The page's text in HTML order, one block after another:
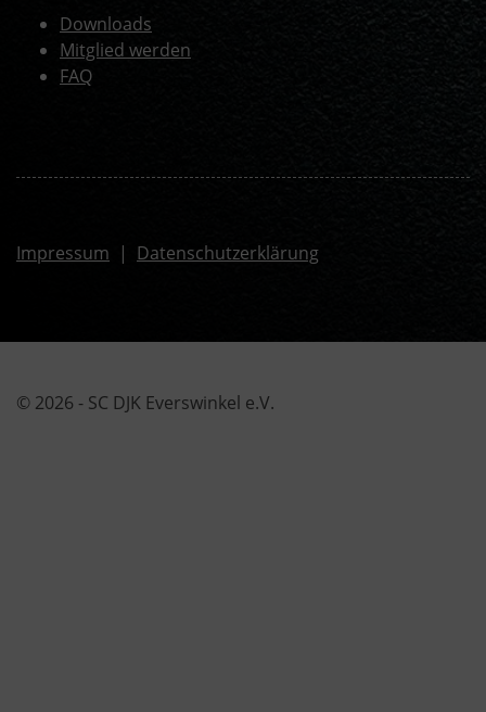
Downloads
Mitglied werden
FAQ
Impressum | Datenschutzerklärung
© 2026 - SC DJK Everswinkel e.V.